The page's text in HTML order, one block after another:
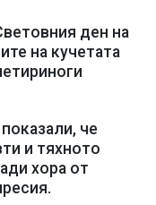
ден на
на кучетата
че
и тяхното
хора от